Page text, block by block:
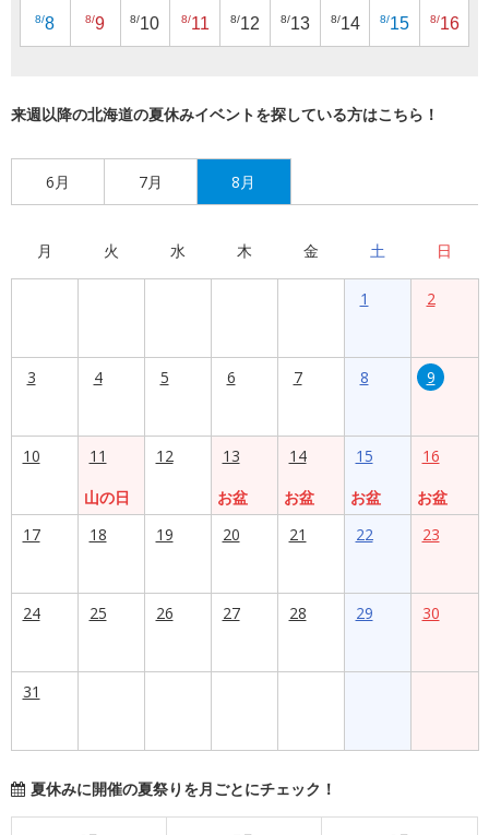
8/8 8/9 8/10 8/11 8/12 8/13 8/14 8/15 8/16
来週以降の北海道の夏休みイベントを探している方はこちら！
6月 7月 8月
月 火 水 木 金 土 日
1 2
3 4 5 6 7 8 9
10
11
山の日
12
13
お盆
14
お盆
15
お盆
16
お盆
17
18 19 20 21 22 23
24 25 26 27 28 29 30
31
夏休みに開催の夏祭りを月ごとにチェック！